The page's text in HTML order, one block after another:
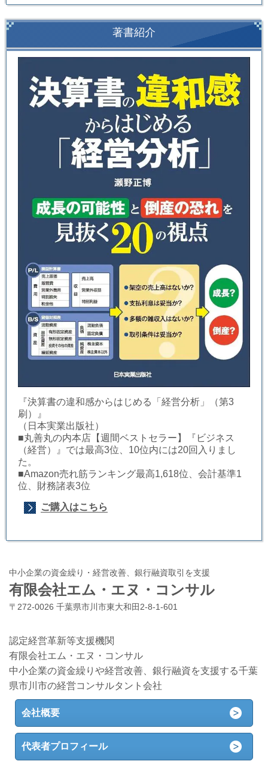
著書紹介
『決算書の違和感からはじめる「経営分析」（第3
刷）』
（日本実業出版社）
■丸善丸の内本店【週間ベストセラー】『ビジネス
（経営）』では最高3位、10位内には20回入りまし
た。
■Amazon売れ筋ランキング最高1,618位、会計基準1
位、財務諸表3位
ご購入はこちら
中小企業の資金繰り・経営改善、銀行融資取引を支援
有限会社エム・エヌ・コンサル
〒272-0026 千葉県市川市東大和田2-8-1-601
認定経営革新等支援機関
有限会社エム・エヌ・コンサル
中小企業の資金繰りや経営改善、銀行融資を支援する千葉
県市川市の経営コンサルタント会社
会社概要
代表者プロフィール